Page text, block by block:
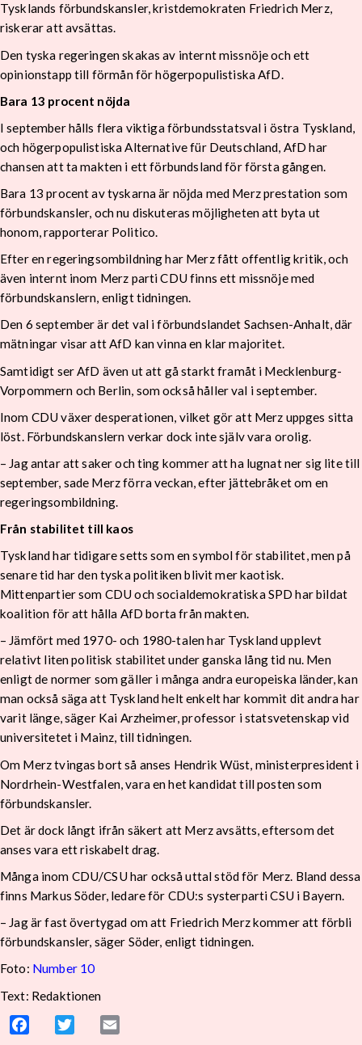
Tysklands förbundskansler, kristdemokraten Friedrich Merz,
riskerar att avsättas.
Den tyska regeringen skakas av internt missnöje och ett
opinionstapp till förmån för högerpopulistiska AfD.
Bara 13 procent nöjda
I september hålls flera viktiga förbundsstatsval i östra Tyskland,
och högerpopulistiska Alternative für Deutschland, AfD har
chansen att ta makten i ett förbundsland för första gången.
Bara 13 procent av tyskarna är nöjda med Merz prestation som
förbundskansler, och nu diskuteras möjligheten att byta ut
honom, rapporterar Politico.
Efter en regeringsombildning har Merz fått offentlig kritik, och
även internt inom Merz parti CDU finns ett missnöje med
förbundskanslern, enligt tidningen.
Den 6 september är det val i förbundslandet Sachsen-Anhalt, där
mätningar visar att AfD kan vinna en klar majoritet.
Samtidigt ser AfD även ut att gå starkt framåt i Mecklenburg-
Vorpommern och Berlin, som också håller val i september.
Inom CDU växer desperationen, vilket gör att Merz uppges sitta
löst. Förbundskanslern verkar dock inte själv vara orolig.
– Jag antar att saker och ting kommer att ha lugnat ner sig lite till
september, sade Merz förra veckan, efter jättebråket om en
regeringsombildning.
Från stabilitet till kaos
Tyskland har tidigare setts som en symbol för stabilitet, men på
senare tid har den tyska politiken blivit mer kaotisk.
Mittenpartier som CDU och socialdemokratiska SPD har bildat
koalition för att hålla AfD borta från makten.
– Jämfört med 1970- och 1980-talen har Tyskland upplevt
relativt liten politisk stabilitet under ganska lång tid nu. Men
enligt de normer som gäller i många andra europeiska länder, kan
man också säga att Tyskland helt enkelt har kommit dit andra har
varit länge, säger Kai Arzheimer, professor i statsvetenskap vid
universitetet i Mainz, till tidningen.
Om Merz tvingas bort så anses Hendrik Wüst, ministerpresident i
Nordrhein-Westfalen, vara en het kandidat till posten som
förbundskansler.
Det är dock långt ifrån säkert att Merz avsätts, eftersom det
anses vara ett riskabelt drag.
Många inom CDU/CSU har också uttal stöd för Merz. Bland dessa
finns Markus Söder, ledare för CDU:s systerparti CSU i Bayern.
– Jag är fast övertygad om att Friedrich Merz kommer att förbli
förbundskansler, säger Söder, enligt tidningen.
Foto: Number 10
Text: Redaktionen
Facebook Twitter